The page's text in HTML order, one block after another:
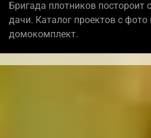
Бригада плотников
дачи. Каталог проектов с фото
домокомплект.